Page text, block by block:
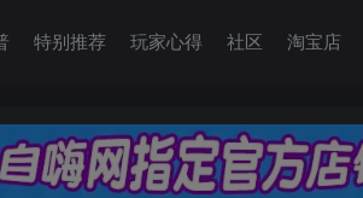
特别推荐 玩家心得 社区 淘宝店